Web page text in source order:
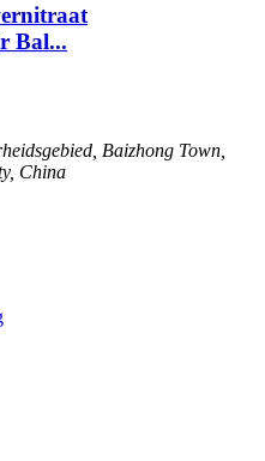
Bal...
Baizhong Town,
China